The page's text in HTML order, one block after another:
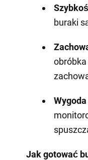
buraki
Wygoda
Jak gotować